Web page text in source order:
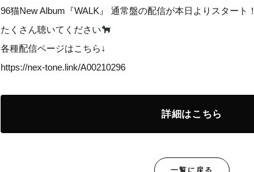
96猫New Album『WALK』 通常盤の配信が本日よりスタート！
たくさん聴いてください
各種配信ページはこちら↓
https://nex-tone.link/A00210296
詳細はこちら
一覧に戻る